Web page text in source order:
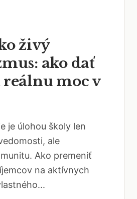
živý
ako dať
moc v
je úlohou školy len
ale
Ako premeniť
na aktívnych